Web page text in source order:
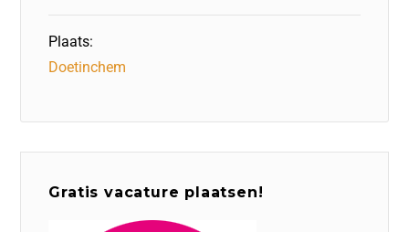
Plaats:
Doetinchem
Gratis vacature plaatsen!